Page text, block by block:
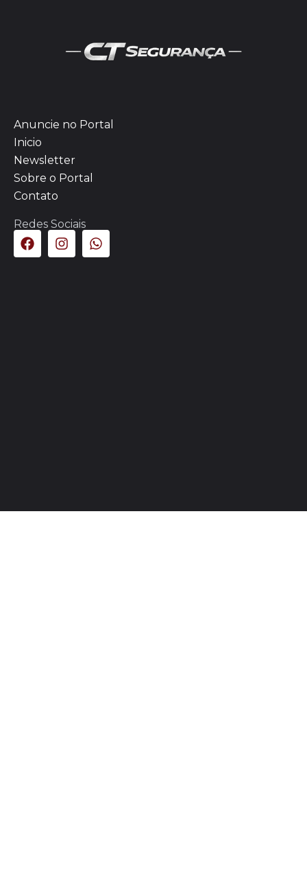
Anuncie no Portal
Inicio
Newsletter
Sobre o Portal
Contato
Redes Sociais